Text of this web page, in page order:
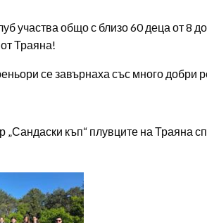
участва общо с близо 60 деца от 8
Траяна!
се завърнаха със много добри
къп“ плувците на Траяна